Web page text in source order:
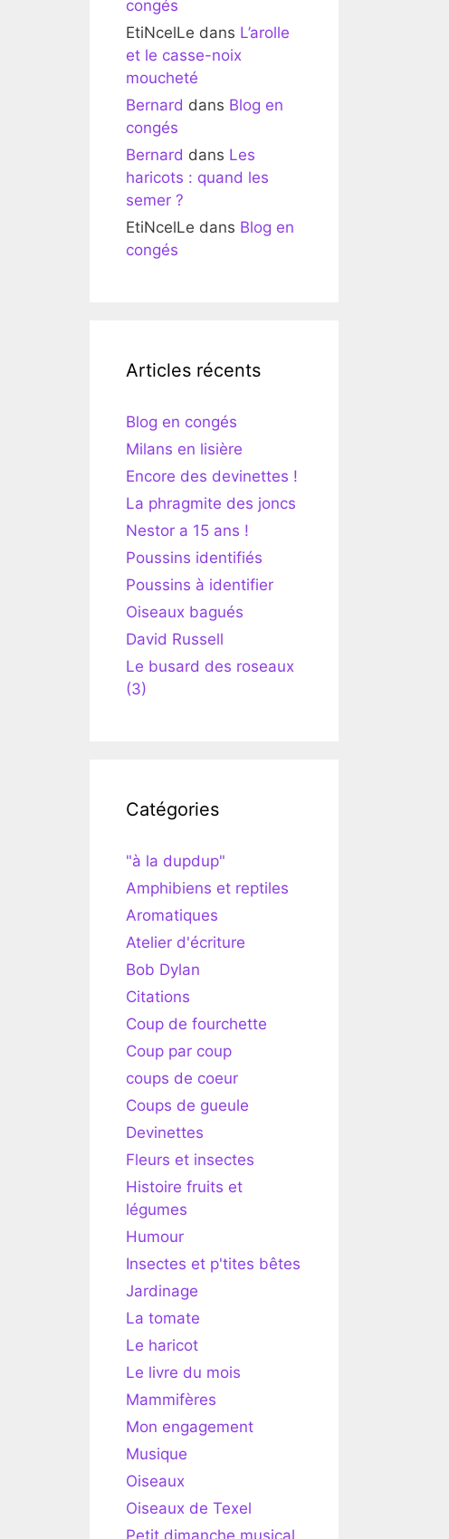
congés
EtiNcelLe dans L’arolle
et le casse-noix
moucheté
Bernard dans Blog en
congés
Bernard dans Les
haricots : quand les
semer ?
EtiNcelLe dans Blog en
congés
Articles récents
Blog en congés
Milans en lisière
Encore des devinettes !
La phragmite des joncs
Nestor a 15 ans !
Poussins identifiés
Poussins à identifier
Oiseaux bagués
David Russell
Le busard des roseaux
(3)
Catégories
"à la dupdup"
Amphibiens et reptiles
Aromatiques
Atelier d'écriture
Bob Dylan
Citations
Coup de fourchette
Coup par coup
coups de coeur
Coups de gueule
Devinettes
Fleurs et insectes
Histoire fruits et
légumes
Humour
Insectes et p'tites bêtes
Jardinage
La tomate
Le haricot
Le livre du mois
Mammifères
Mon engagement
Musique
Oiseaux
Oiseaux de Texel
Petit dimanche musical